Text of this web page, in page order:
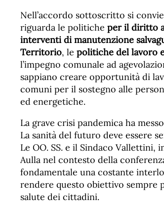
Nell’accordo sottoscritto si
riguarda le politiche per il diritto
interventi di manutenzione
Territorio, le politiche del lavoro
l’impegno comunale ad
sappiano creare opportunità di
comuni per il sostegno alle
ed energetiche.
La grave crisi pandemica ha
La sanità del futuro deve essere
Le OO. SS. e il Sindaco
Aulla nel contesto della
fondamentale una costante
rendere questo obiettivo sempre
salute dei cittadini.